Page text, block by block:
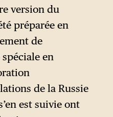
train de
sur une
»
version du
préparée en
de
en
de la Russie
est suivie ont